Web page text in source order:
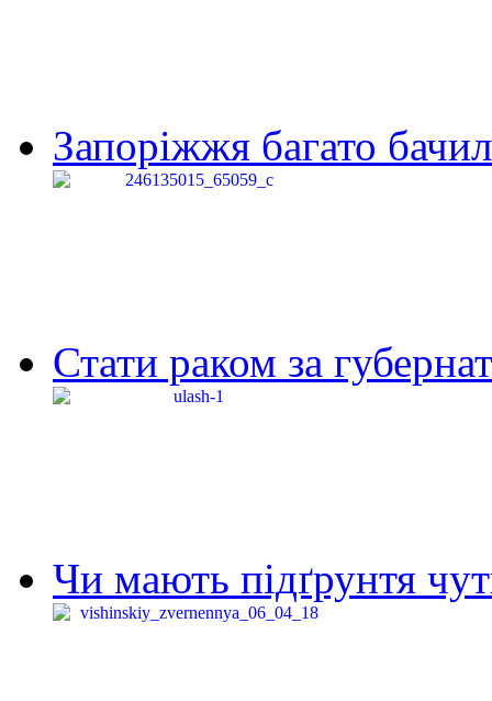
Запоріжжя багато
Стати раком за
Чи мають підґрунтя